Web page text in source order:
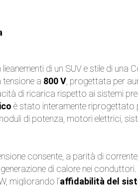
lieanementi di un SUV e stile di una
tensione a 800 V, progettata per
di ricarica rispetto ai sistemi
è stato interamente riprogettato
di potenza, motori elettrici,
consente, a parità di
di calore nei
migliorando l’affidabilità del